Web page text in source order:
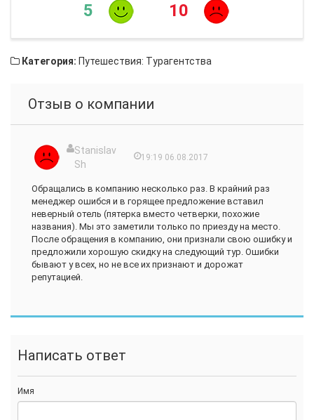
5 10
Категория: Путешествия: Турагентства
Отзыв о компании
Stanislav
Sh
19:19 06.08.2017
Обращались в компанию несколько раз. В крайний раз
менеджер ошибся и в горящее предложение вставил
неверный отель (пятерка вместо четверки, похожие
названия). Мы это заметили только по приезду на место.
После обращения в компанию, они признали свою ошибку и
предложили хорошую скидку на следующий тур. Ошибки
бывают у всех, но не все их признают и дорожат
репутацией.
Написать ответ
Имя